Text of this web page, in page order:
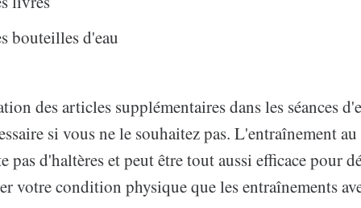
bouteilles d'eau
des articles supplémentaires dans les séances
si vous ne le souhaitez pas. L'entraînement
pas d'haltères et peut être tout aussi efficace pour
votre condition physique que les entraînements